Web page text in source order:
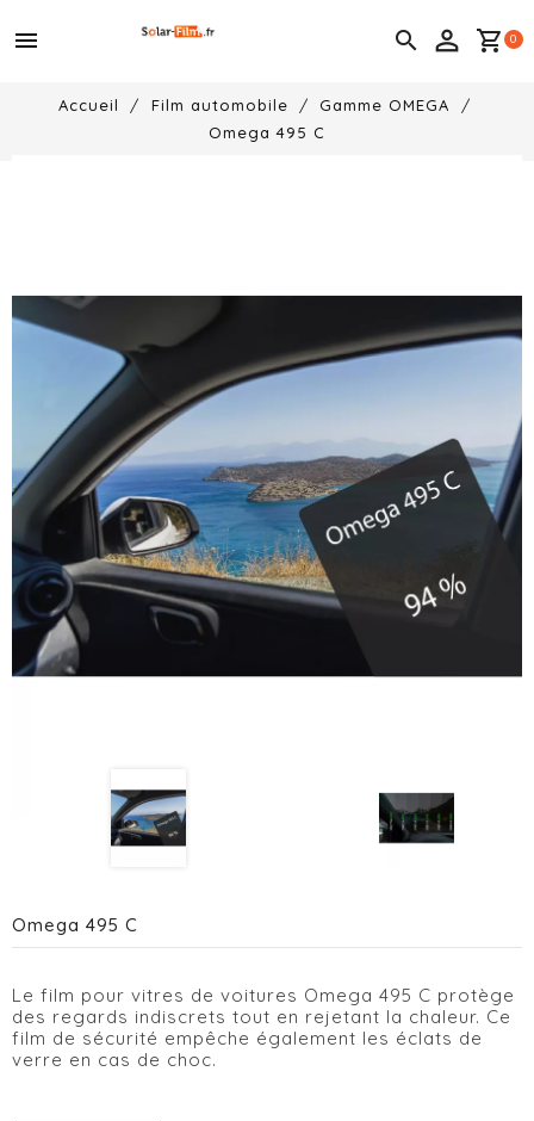
menu shopping_cart 0

Accueil Film automobile
Gamme OMEGA
Omega 495 C
Omega 495 C
Le film pour vitres de voitures Omega 495 C protège
des regards indiscrets tout en rejetant la chaleur. Ce
film de sécurité empêche également les éclats de
verre en cas de choc.